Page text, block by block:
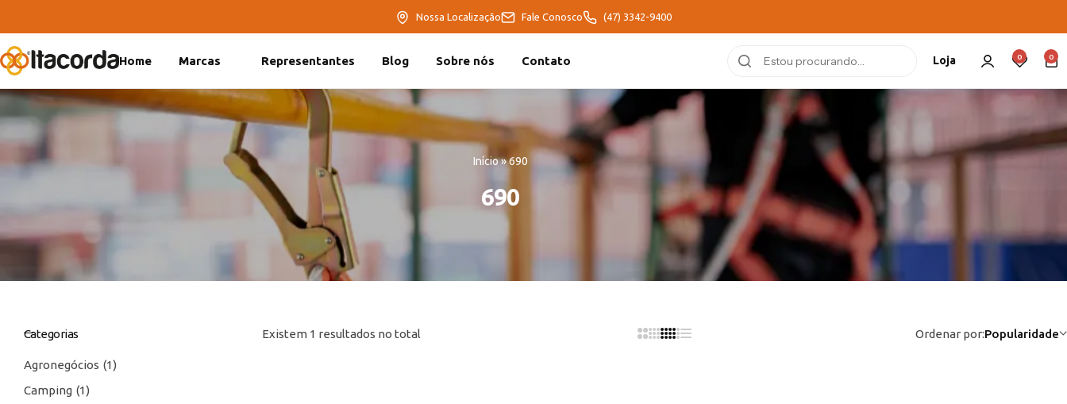
Nossa Localização Fale Conosco (47) 3342-9400
Home Marcas Representantes Blog Sobre nós Contato Loja 0 0
Início»690
690
Existem 1 resultados no total Ordenar por:Popularidade
Categorias
Agronegócios
1
Camping 1
DeltaFix
EcoFriendly
ItaMaxx